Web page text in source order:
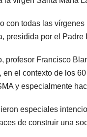
con todas las
presidida por el Padre
profesor Francisco
en el contexto de los
y especialmente
especiales
de construir una